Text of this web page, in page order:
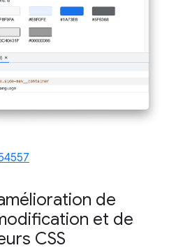
de
et de
CSS